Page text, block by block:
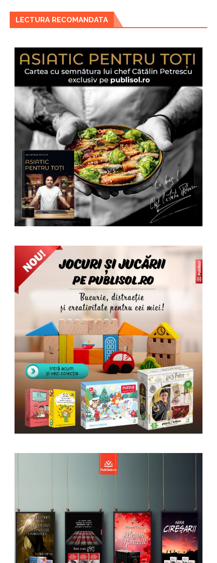
LECTURA RECOMANDATA